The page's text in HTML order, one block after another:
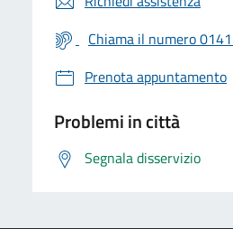
Chiama il numero
Prenota appuntamento
Problemi in città
Segnala disservizio